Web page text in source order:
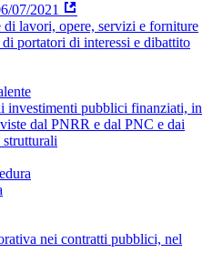
07/2021
lavori, opere, servizi e forniture
portatori di interessi e dibattito
investimenti pubblici finanziati, in
dal PNRR e dal PNC e dai
nei contratti pubblici, nel